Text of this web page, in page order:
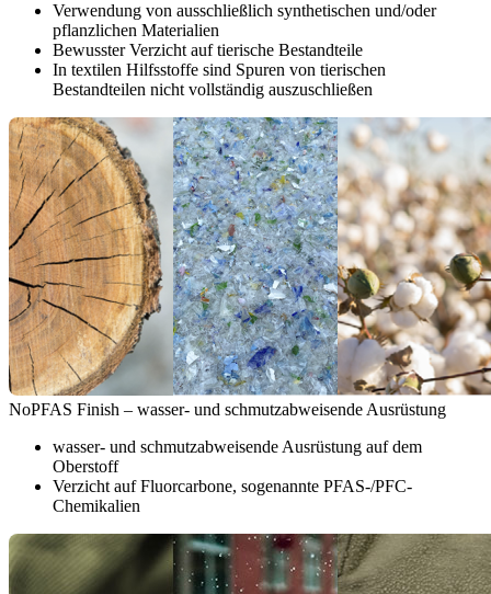
Verwendung von ausschließlich synthetischen und/oder
pflanzlichen Materialien
Bewusster Verzicht auf tierische Bestandteile
In textilen Hilfsstoffe sind Spuren von tierischen
Bestandteilen nicht vollständig auszuschließen
NoPFAS Finish – wasser- und schmutzabweisende Ausrüstung
wasser- und schmutzabweisende Ausrüstung auf dem
Oberstoff
Verzicht auf Fluorcarbone, sogenannte PFAS-/PFC-
Chemikalien